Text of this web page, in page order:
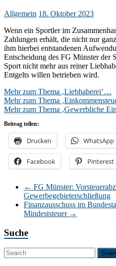
Allgemein 18. Oktober 2023
Wenn ein Sportler im
Zahlungen erhält, die nicht nur
ihm hierbei entstandenen
Entscheidung des FG Münster der
Sport nicht mehr aus reiner
Entgelts willen betrieben wird.
Mehr zum Thema ‚Liebhaberei’…
Mehr zum Thema
Mehr zum Thema ‚Gewerbliche
Beitrag teilen:
Drucken WhatsApp
Facebook Pinterest
← FG Münster:
Gewerbegebieterschließung
Finanzausschuss im
Mindeststeuer →
Suche